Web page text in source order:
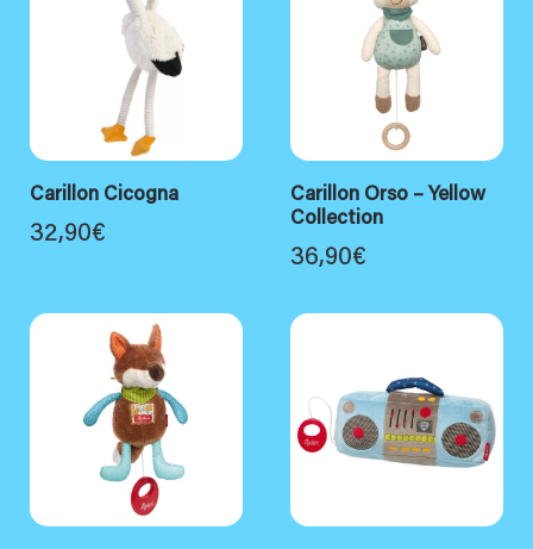
Carillon Cicogna
32,90€
Carillon Orso – Yellow
Collection
36,90€